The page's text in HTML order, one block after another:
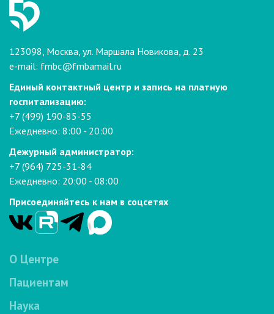
123098, Москва, ул. Маршала Новикова, д. 23
e-mail: fmbc@fmbamail.ru
Единый контактный центр и запись на платную
госпитализацию:
+7 (499) 190-85-55
Ежедневно: 8:00 - 20:00
Дежурный администратор:
+7 (964) 725-31-84
Ежедневно: 20:00 - 08:00
Присоединяйтесь к нам в соцсетях
О Центре
Пациентам
Наука